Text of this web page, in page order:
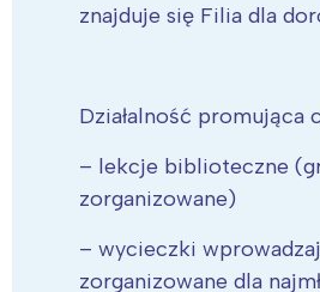
znajduje się Filia dla
Działalność promująca
– lekcje biblioteczne
zorganizowane)
– wycieczki
zorganizowane dla